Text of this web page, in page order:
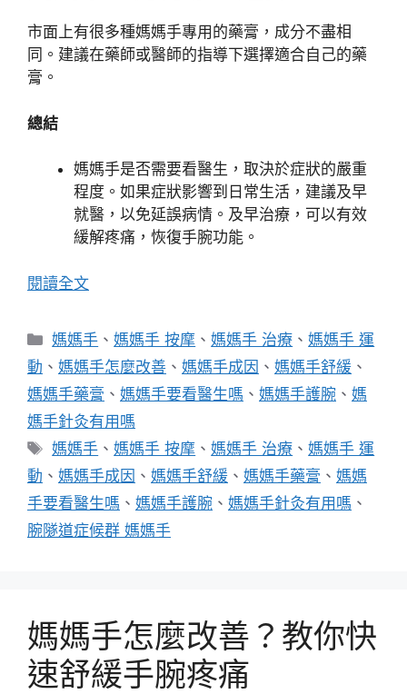
市面上有很多種媽媽手專用的藥膏，成分不盡相
同。建議在藥師或醫師的指導下選擇適合自己的藥
膏。
總結
媽媽手是否需要看醫生，取決於症狀的嚴重
程度。如果症狀影響到日常生活，建議及早
就醫，以免延誤病情。及早治療，可以有效
緩解疼痛，恢復手腕功能。
閱讀全文
分
類
媽媽手 、媽媽手 按摩 、媽媽手 治療 、媽媽手 運
動 、 媽媽手怎麼改善 、 媽媽手成因 、 媽媽手舒緩 、
媽媽手藥膏 、 媽媽手要看醫生嗎 、 媽媽手護腕 、 媽
媽手針灸有用嗎
標
籤
媽媽手 、媽媽手 按摩 、媽媽手 治療 、媽媽手 運
動 、 媽媽手成因 、 媽媽手舒緩 、 媽媽手藥膏 、 媽媽
手要看醫生嗎 、 媽媽手護腕 、 媽媽手針灸有用嗎 、
腕隧道症候群 媽媽手
媽媽手怎麼改善？教你快
速舒緩手腕疼痛